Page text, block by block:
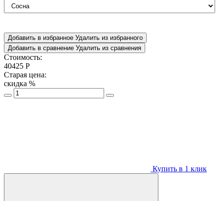
Добавить в избранное Удалить из избранного
Добавить в сравнение Удалить из сравнения
Стоимость:
40425 Р
Старая цена:
скидка %
Купить в 1 клик